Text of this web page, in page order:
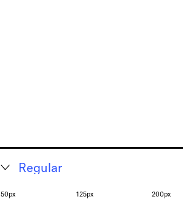
50px 125px 200px